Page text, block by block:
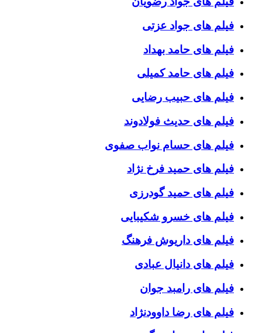
فیلم های جواد عزتی
فیلم های حامد بهداد
فیلم های حامد کمیلی
فیلم های حبیب رضایی
فیلم های حدیث فولادوند
فیلم های حسام نواب صفوی
فیلم های حمید فرخ نژاد
فیلم های حمید گودرزی
فیلم های خسرو شکیبایی
فیلم های داریوش فرهنگ
فیلم های دانیال عبادی
فیلم های رامبد جوان
فیلم های رضا داوودنژاد